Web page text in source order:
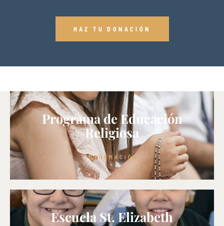
HAZ TU DONACIÓN
Programa de Educación
Religiosa
INFORMACIÓN
Escuela St. Elizabeth